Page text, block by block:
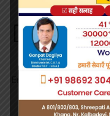
Sign Up For
Be keep up! Get
straight to your
Email address: